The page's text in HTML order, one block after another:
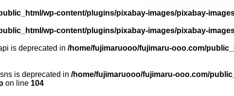
wp-content/plugins/pixabay-images/pixabay-
wp-content/plugins/pixabay-images/pixabay-
is deprecated in /home/fujimaruooo/fujimaru-ooo.com/
is deprecated in /home/fujimaruooo/fujimaru-ooo.com/
on line 104